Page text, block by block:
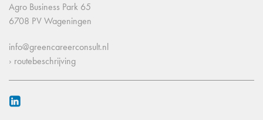
Agro Business Park 65
6708 PV Wageningen
info@greencareerconsult.nl
› routebeschrijving